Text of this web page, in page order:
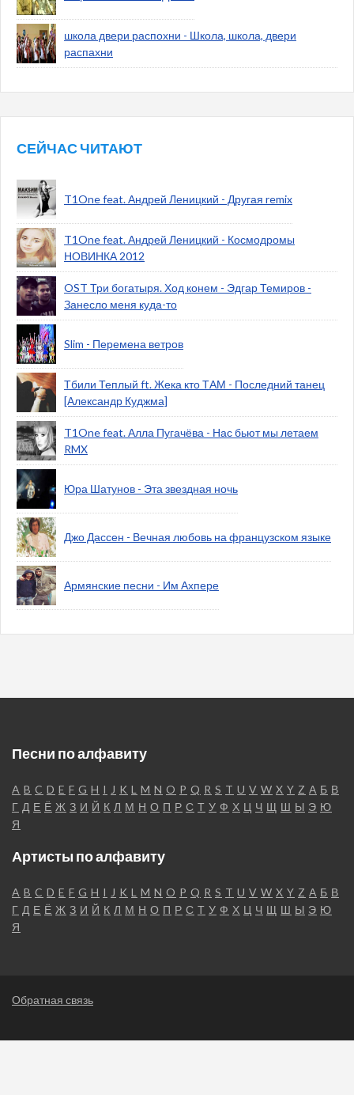
школа двери распохни - Школа, школа, двери
распахни
СЕЙЧАС ЧИТАЮТ
T1One feat. Андрей Леницкий - Другая remix
T1One feat. Андрей Леницкий - Космодромы
НОВИНКА 2012
OST Три богатыря. Ход конем - Эдгар Темиров -
Занесло меня куда-то
Slim - Перемена ветров
Тбили Теплый ft. Жека кто ТАМ - Последний танец
[Александр Куджма]
T1One feat. Алла Пугачёва - Нас бьют мы летаем
RMX
Юра Шатунов - Эта звездная ночь
Джо Дассен - Вечная любовь на французском языке
Армянские песни - Им Ахпере
Песни по алфавиту
A B C D E F G H I J K L M N O P Q R S T U V W X Y Z А Б В
Г Д Е Ё Ж З И Й К Л М Н О П Р С Т У Ф Х Ц Ч Щ Ш Ы Э Ю
Я
Артисты по алфавиту
A B C D E F G H I J K L M N O P Q R S T U V W X Y Z А Б В
Г Д Е Ё Ж З И Й К Л М Н О П Р С Т У Ф Х Ц Ч Щ Ш Ы Э Ю
Я
Обратная связь